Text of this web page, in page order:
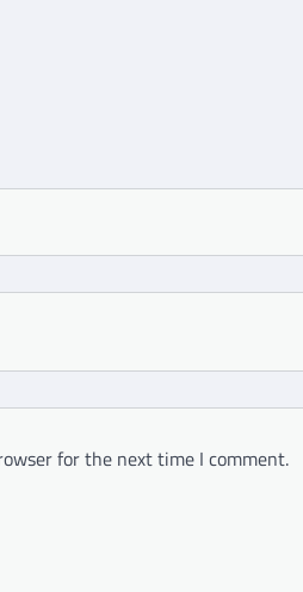
for the next time I comment.